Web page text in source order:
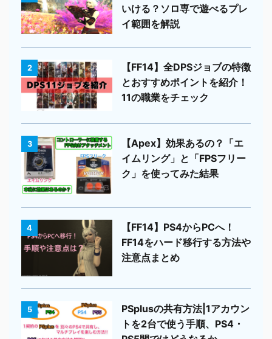
いける？ソロ専で遊べるプレ
イ範囲を解説
2
【FF14】全DPSジョブの特徴
とおすすめポイントを紹介！
11の職業をチェック
3
【Apex】効果あるの？「エ
イムリング」と「FPSフリー
ク」を使ってみた結果
4
【FF14】PS4からPCへ！
FF14をハード移行する方法や
注意点まとめ
5
PSplusの共有方法|1アカウン
トを2台で使う手順、PS4・